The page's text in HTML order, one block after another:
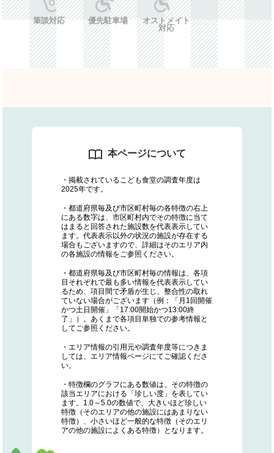
筆談対応 優先駐車場
オストメイト
対応
本ページについて
・掲載されているこども食堂の調査年度は
2025年です。
・都道府県毎及び市区町村毎の各特徴の右上
にある数字は、市区町村内でその特徴に当て
はまると回答された施設数を代表表示してい
ます。代表表示以外の状況の施設が存在する
場合もございますので、詳細はそのエリア内
の各施設の情報をご参照ください。
・都道府県毎及び市区町村毎の情報は、各項
目それぞれで最も多い情報を代表表示してい
るため、項目間で矛盾が生じ、整合性の取れ
ていない場合がございます（例：「月1回開催
かつ土日開催」「17:00開始かつ13:00終
了」）。あくまで各項目単独での参考情報と
してご参照ください。
・エリア情報の引用元や調査年度等につきま
しては、エリア情報ページにてご確認くださ
い。
・特徴欄のグラフにある数値は、その特徴の
該当エリアにおける「珍しい度」を表してい
ます。1.0～5.0の数値で、大きいほど珍しい
特徴（そのエリアの他の施設にはあまりない
特徴）、小さいほど一般的な特徴（そのエリ
アの他の施設によくある特徴）となります。